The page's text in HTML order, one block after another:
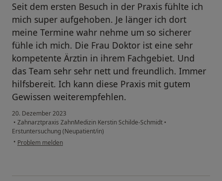
Seit dem ersten Besuch in der Praxis fühlte ich
mich super aufgehoben. Je länger ich dort
meine Termine wahr nehme um so sicherer
fühle ich mich. Die Frau Doktor ist eine sehr
kompetente Ärztin in ihrem Fachgebiet. Und
das Team sehr sehr nett und freundlich. Immer
hilfsbereit. Ich kann diese Praxis mit gutem
Gewissen weiterempfehlen.
20. Dezember 2023
• Zahnarztpraxis ZahnMedizin Kerstin Schilde-Schmidt •
Erstuntersuchung (Neupatient/in)
• Problem melden